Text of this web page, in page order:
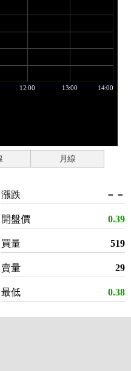
月線
漲跌 －－
開盤價 0.39
買量 519
賣量 29
最低 0.38